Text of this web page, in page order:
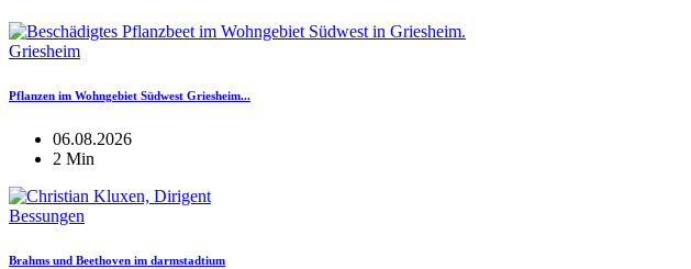
Griesheim
Pflanzen im Wohngebiet Südwest Griesheim...
06.08.2026
2 Min
Bessungen
Brahms und Beethoven im darmstadtium